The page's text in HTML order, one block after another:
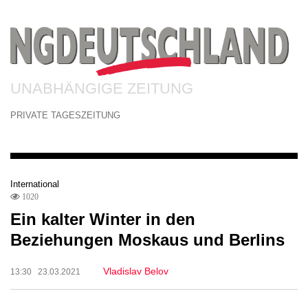
UNABHÄNGIGE ZEITUNG
PRIVATE TAGESZEITUNG
International
1020
Ein kalter Winter in den
Beziehungen Moskaus und Berlins
13:30 23.03.2021 Vladislav Belov